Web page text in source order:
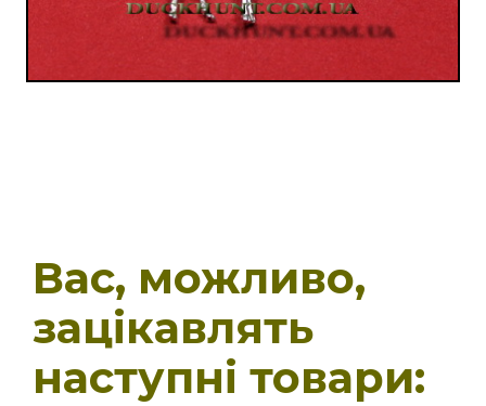
Вас, можливо,
зацікавлять
наступні товари: